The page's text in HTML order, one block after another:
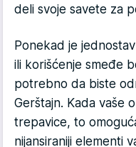
deli svoje savete za
Ponekad je
ili korišćenje smeđe
potrebno da biste
Gerštajn. Kada vaše
trepavice, to
nijansiraniji elementi